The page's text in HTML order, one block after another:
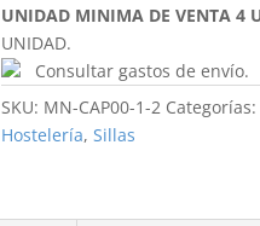
UNIDAD MINIMA DE VENTA 4
UNIDAD.
Consultar gastos de envío.
SKU: MN-CAP00-1-2 Categorías:
Hostelería,Sillas